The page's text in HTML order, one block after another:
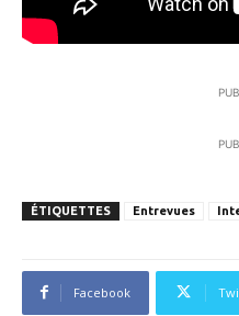
ÉTIQUETTES Entrevues
Facebook